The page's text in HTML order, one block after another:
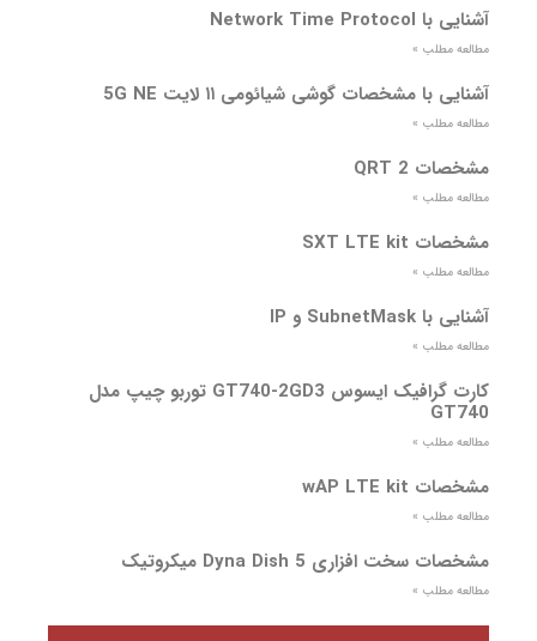
آشنایی با Network Time Protocol
مطالعه مطلب »
آشنایی با مشخصات گوشی شیائومی ۱۱ لایت 5G NE
مطالعه مطلب »
مشخصات QRT 2
مطالعه مطلب »
مشخصات SXT LTE kit
مطالعه مطلب »
آشنایی با SubnetMask و IP
مطالعه مطلب »
کارت گرافیک ایسوس GT740-2GD3 توربو چیپ مدل
GT740
مطالعه مطلب »
مشخصات wAP LTE kit
مطالعه مطلب »
مشخصات سخت افزاری Dyna Dish 5 میکروتیک
مطالعه مطلب »